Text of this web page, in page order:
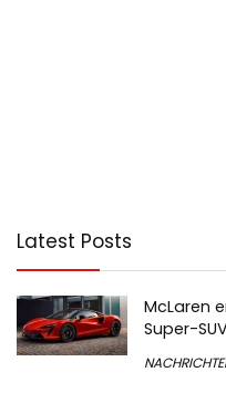
Latest Posts
McLaren
Super-